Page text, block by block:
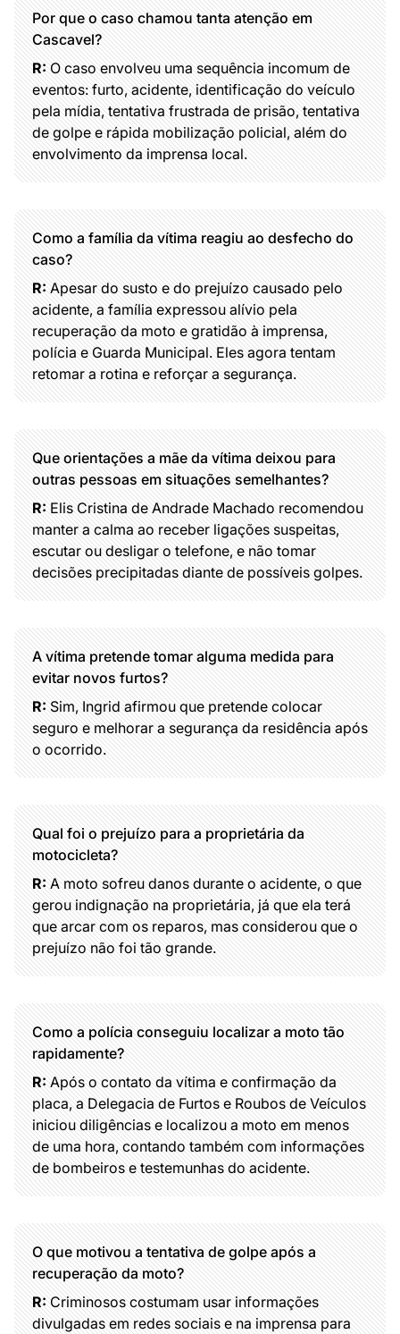
Por que o caso chamou tanta atenção em
Cascavel?
R:O caso envolveu uma sequência incomum de
eventos: furto, acidente, identificação do veículo
pela mídia, tentativa frustrada de prisão, tentativa
de golpe e rápida mobilização policial, além do
envolvimento da imprensa local.
Como a família da vítima reagiu ao desfecho do
caso?
R:Apesar do susto e do prejuízo causado pelo
acidente, a família expressou alívio pela
recuperação da moto e gratidão à imprensa,
polícia e Guarda Municipal. Eles agora tentam
retomar a rotina e reforçar a segurança.
Que orientações a mãe da vítima deixou para
outras pessoas em situações semelhantes?
R:Elis Cristina de Andrade Machado recomendou
manter a calma ao receber ligações suspeitas,
escutar ou desligar o telefone, e não tomar
decisões precipitadas diante de possíveis golpes.
A vítima pretende tomar alguma medida para
evitar novos furtos?
R:Sim, Ingrid afirmou que pretende colocar
seguro e melhorar a segurança da residência após
o ocorrido.
Qual foi o prejuízo para a proprietária da
motocicleta?
R:A moto sofreu danos durante o acidente, o que
gerou indignação na proprietária, já que ela terá
que arcar com os reparos, mas considerou que o
prejuízo não foi tão grande.
Como a polícia conseguiu localizar a moto tão
rapidamente?
R:Após o contato da vítima e confirmação da
placa, a Delegacia de Furtos e Roubos de Veículos
iniciou diligências e localizou a moto em menos
de uma hora, contando também com informações
de bombeiros e testemunhas do acidente.
O que motivou a tentativa de golpe após a
recuperação da moto?
R:Criminosos costumam usar informações
divulgadas em redes sociais e na imprensa para